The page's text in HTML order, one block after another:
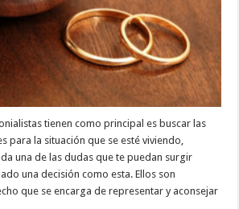
tienen como principal es buscar las
para la situación que se esté viviendo,
una de las dudas que te puedan surgir
una decisión como esta. Ellos son
que se encarga de representar y aconsejar